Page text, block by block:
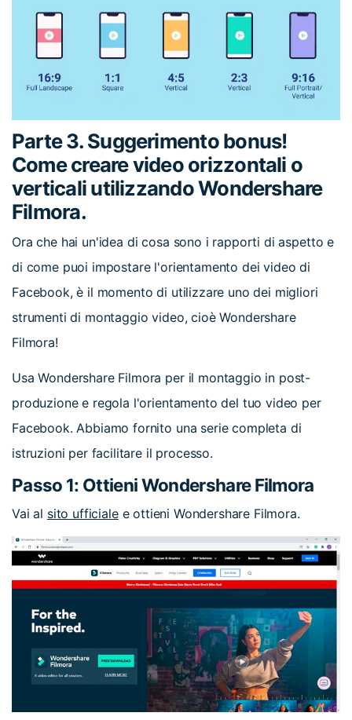
Parte 3. Suggerimento bonus!
Come creare video orizzontali o
verticali utilizzando Wondershare
Filmora.
Ora che hai un'idea di cosa sono i rapporti di aspetto e
di come puoi impostare l'orientamento dei video di
Facebook, è il momento di utilizzare uno dei migliori
strumenti di montaggio video, cioè Wondershare
Filmora!
Usa Wondershare Filmora per il montaggio in post-
produzione e regola l'orientamento del tuo video per
Facebook. Abbiamo fornito una serie completa di
istruzioni per facilitare il processo.
Passo 1: Ottieni Wondershare Filmora
Vai al sito ufficiale e ottieni Wondershare Filmora.